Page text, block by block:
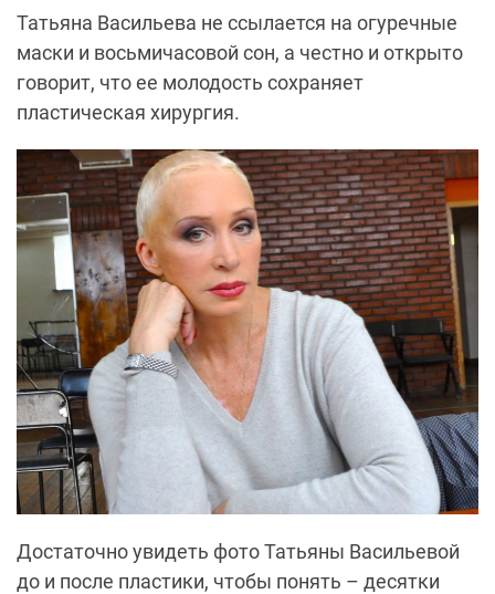
Татьяна Васильева не ссылается на огуречные
маски и восьмичасовой сон, а честно и открыто
говорит, что ее молодость сохраняет
пластическая хирургия.
Достаточно увидеть фото Татьяны Васильевой
до и после пластики, чтобы понять – десятки